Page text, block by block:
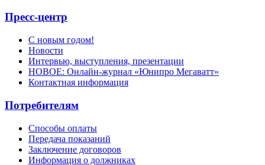
Пресс-центр
С новым годом!
Новости
Интервью, выступления, презентации
НОВОЕ: Онлайн-журнал «Юнипро Мегаватт»
Контактная информация
Потребителям
Способы оплаты
Передача показаний
Заключение договоров
Информация о должниках